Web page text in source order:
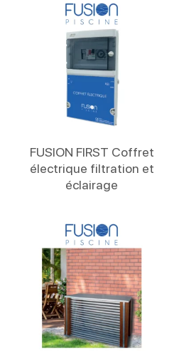
FUSION FIRST Coffret
électrique filtration et
éclairage